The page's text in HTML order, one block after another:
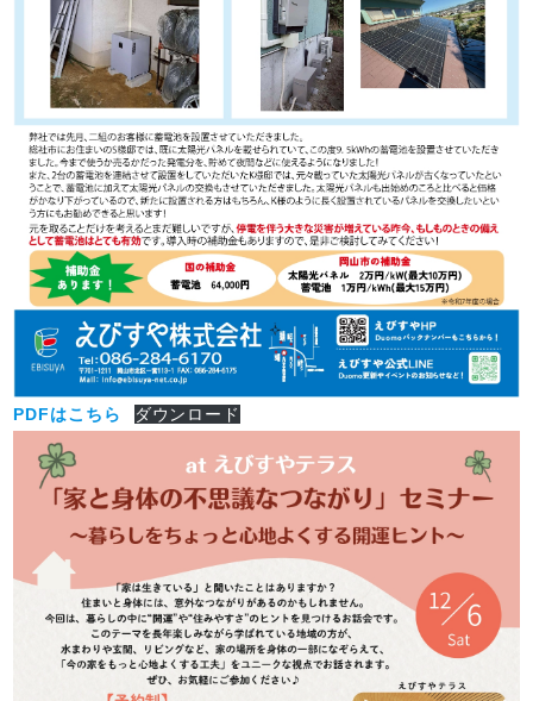
PDFはこちら ダウンロード